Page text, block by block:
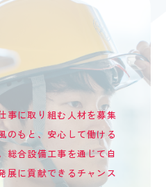
事に取り組む人材を募集
のもと、安心して働ける
総合設備工事を通じて自
展に貢献できるチャンス